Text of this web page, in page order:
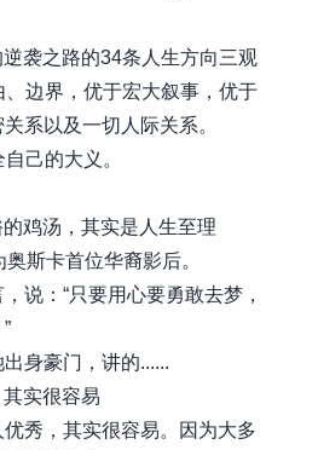
袭之路的34条人生方向三观
边界，优于宏大叙事，优于
系以及一切人际关系。
己的大义。
鸡汤，其实是人生至理
斯卡首位华裔影后。
说：“只要用心要勇敢去梦，
身豪门，讲的......
实很容易
秀，其实很容易。因为大多